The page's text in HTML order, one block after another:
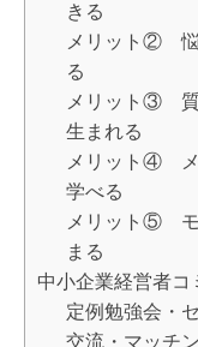
きる
メリット② 悩
る
メリット③ 質
生まれる
メリット④ メ
学べる
メリット⑤ モ
まる
中小企業経営者
定例勉強会・
交流・マッチ